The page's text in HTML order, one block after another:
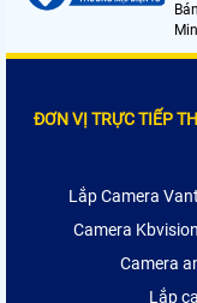
ĐƠN VỊ TRỰC TIẾP
Lắp Camera
Camera
Camera
Lắp